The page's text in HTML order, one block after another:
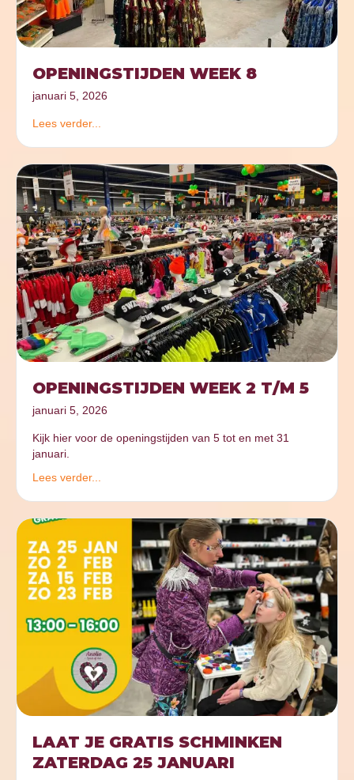
OPENINGSTIJDEN WEEK 8
januari 5, 2026
Lees verder...
OPENINGSTIJDEN WEEK 2 T/M 5
januari 5, 2026
Kijk hier voor de openingstijden van 5 tot en met 31
januari.
Lees verder...
LAAT JE GRATIS SCHMINKEN
ZATERDAG 25 JANUARI